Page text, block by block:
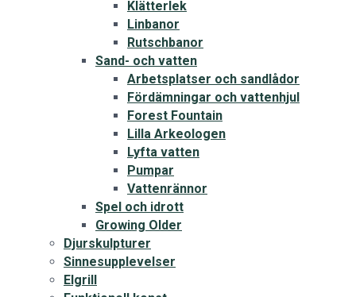
Klätterlek
Linbanor
Rutschbanor
Sand- och vatten
Arbetsplatser och sandlådor
Fördämningar och vattenhjul
Forest Fountain
Lilla Arkeologen
Lyfta vatten
Pumpar
Vattenrännor
Spel och idrott
Growing Older
Djurskulpturer
Sinnesupplevelser
Elgrill